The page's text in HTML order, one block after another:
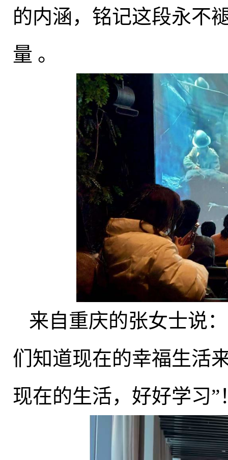
的内涵 ， 铭记这段永不
量 。
来自重庆的张女士说
们知道现在的幸福生活
现在的生活，好好学习”